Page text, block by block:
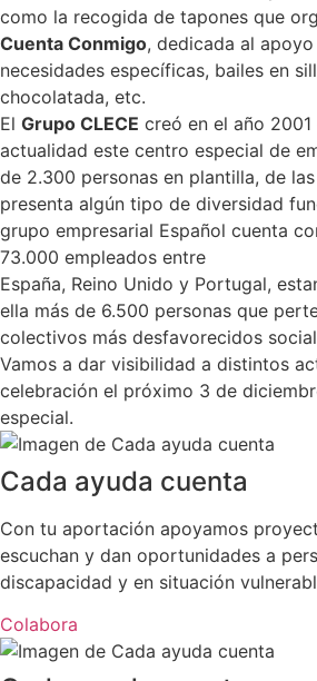
como la recogida de tapones que
Cuenta Conmigo, dedicada al
necesidades específicas, bailes en
chocolatada, etc.
El Grupo CLECE creó en el año 2001
actualidad este centro especial de
de 2.300 personas en plantilla, de
presenta algún tipo de diversidad
grupo empresarial Español cuenta
73.000 empleados entre
España, Reino Unido y Portugal,
ella más de 6.500 personas que
colectivos más desfavorecidos
Vamos a dar visibilidad a distintos
celebración el próximo 3 de
especial.
Cada ayuda cuenta
Con tu aportación apoyamos
escuchan y dan oportunidades a
discapacidad y en situación
Colabora